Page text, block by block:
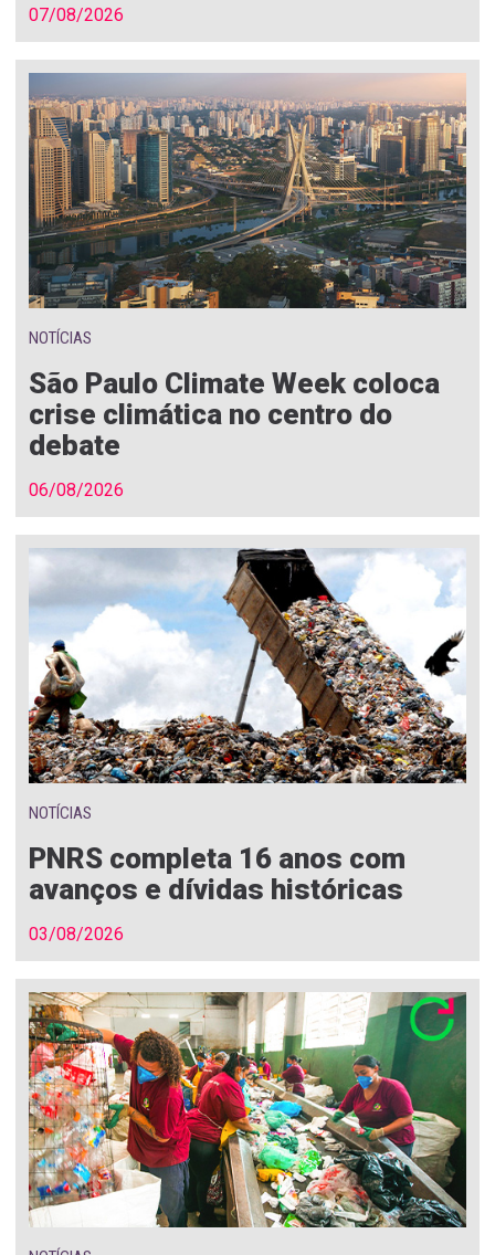
07/08/2026
NOTÍCIAS
São Paulo Climate Week coloca
crise climática no centro do
debate
06/08/2026
NOTÍCIAS
PNRS completa 16 anos com
avanços e dívidas históricas
03/08/2026